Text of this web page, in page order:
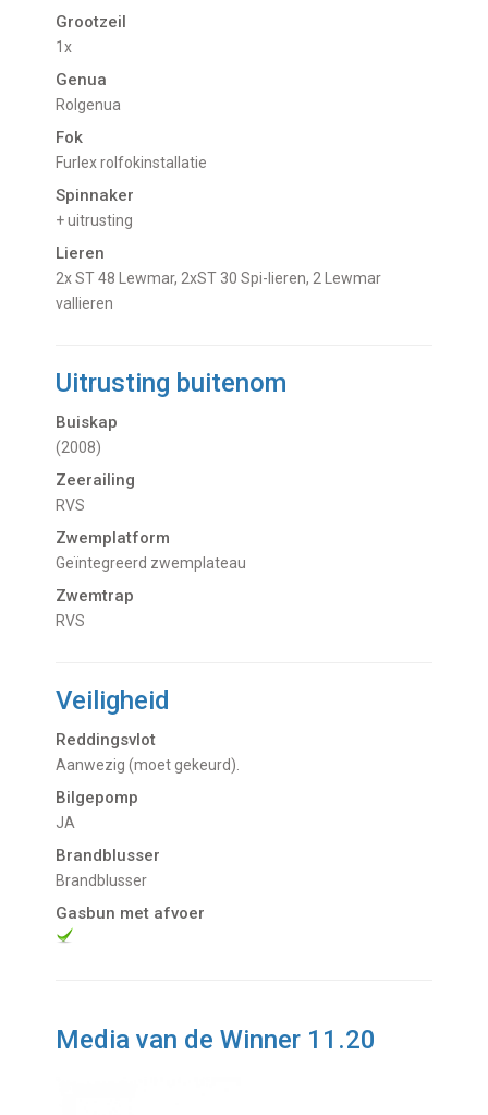
Grootzeil
1x
Genua
Rolgenua
Fok
Furlex rolfokinstallatie
Spinnaker
+ uitrusting
Lieren
2x ST 48 Lewmar, 2xST 30 Spi-lieren, 2 Lewmar
vallieren
Uitrusting buitenom
Buiskap
(2008)
Zeerailing
RVS
Zwemplatform
Geïntegreerd zwemplateau
Zwemtrap
RVS
Veiligheid
Reddingsvlot
Aanwezig (moet gekeurd).
Bilgepomp
JA
Brandblusser
Brandblusser
Gasbun met afvoer
Media van de Winner 11.20